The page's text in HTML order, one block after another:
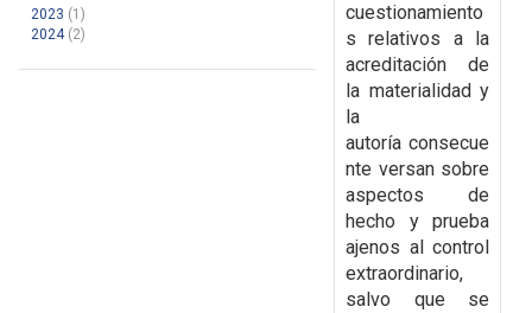
2023 (1)
2024(2)
cuestionamiento
s relativos a la
acreditación de
la materialidad y
la
autoría consecue
nte versan sobre
aspectos de
hecho y prueba
ajenos al control
extraordinario,
salvo que se